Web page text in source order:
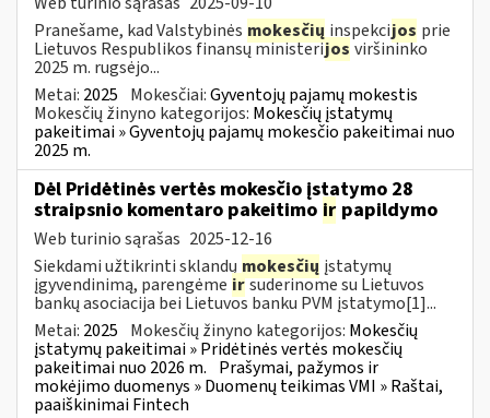
Pranešame, kad Valstybinės mokesčių inspekcijos prie
Lietuvos Respublikos finansų ministerijos viršininko
2025 m. rugsėjo...
Metai: 2025 Mokesčiai:Gyventojų pajamų mokestis
Mokesčių žinyno kategorijos: Mokesčių įstatymų
pakeitimai » Gyventojų pajamų mokesčio pakeitimai nuo
2025 m.
Dėl Pridėtinės vertės mokesčio įstatymo 28
straipsnio komentaro pakeitimo ir papildymo
Web turinio sąrašas 2025-12-16
Siekdami užtikrinti sklandų mokesčių įstatymų
įgyvendinimą, parengėme irsuderinome su Lietuvos
bankų asociacija bei Lietuvos banku PVM įstatymo[1]...
Metai: 2025 Mokesčių žinyno kategorijos: Mokesčių
įstatymų pakeitimai » Pridėtinės vertės mokesčių
pakeitimai nuo 2026 m. Prašymai, pažymos ir
mokėjimo duomenys » Duomenų teikimas VMI » Raštai,
paaiškinimai Fintech